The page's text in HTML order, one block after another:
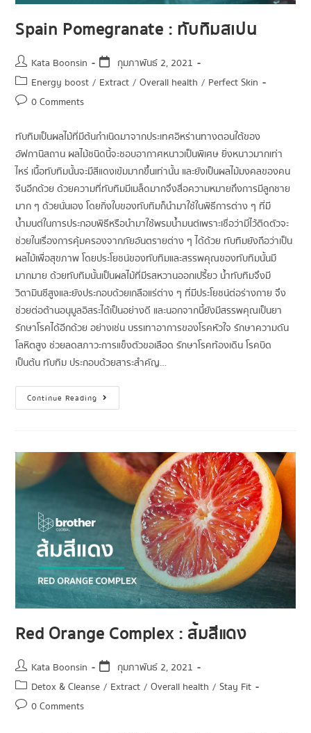
Spain Pomegranate : ทับทิมสเปน
Kata Boonsin
กุมภาพันธ์ 2, 2021
Energy boost / Extract / Overall health / Perfect Skin
0 Comments
ทับทิม เป็นผลไม้ที่มีต้นกำเนิดมาจากประเทศอิหร่านทางตอนใต้ของ
อัฟกานิสถาน ผลไม้ชนิดนี้จะชอบอากาศหนาวเป็นพิเศษ ยิ่งหนาวมากเท่า
ไหร่ เนื้อทับทิมนั้นจะมีสีแดงเข้มมากขึ้นเท่านั้น และยังเป็นผลไม้มงคลของคน
จีนอีกด้วย ด้วยความที่ทับทิมมีเมล็ดมากจึงสื่อความหมายถึงการมีลูกชาย
มาก ๆ ด้วยนั่นเอง โดยกิ่งใบของทับทิมก็นำมาใช้ในพิธีการต่าง ๆ ที่มี
น้ำมนต์ในการประกอบพิธีหรือนำมาใช้พรมน้ำมนต์เพราะเชื่อว่ามีไว้ติดตัวจะ
ช่วยในเรื่องการคุ้มครองจากภัยอันตรายต่าง ๆ ได้ด้วย ทับทิมยังถือว่าเป็น
ผลไม้เพื่อสุขภาพ โดยประโยชน์ของทับทิมและสรรพคุณของทับทิมนั้นมี
มากมาย ด้วยทับทิมนั้นเป็นผลไม้ที่มีรสหวานออกเปรี้ยว น้ำทับทิมจึงมี
วิตามินซีสูงและยังประกอบด้วยเกลือแร่ต่าง ๆ ที่มีประโยชน์ต่อร่างกาย จึง
ช่วยต่อต้านอนุมูลอิสระได้เป็นอย่างดี และนอกจากนี้ยังมีสรรพคุณเป็นยา
รักษาโรคได้อีกด้วย อย่างเช่น บรรเทาอาการของโรคหัวใจ รักษาความดัน
โลหิตสูง ช่วยลดสภาวะการแข็งตัวขอเลือด รักษาโรคท้องเดิน โรคบิด
เป็นต้น ทับทิม ประกอบด้วยสาระสำคัญ…
Continue Reading
Red Orange Complex : ส้มสีแดง
Kata Boonsin
กุมภาพันธ์ 2, 2021
Detox & Cleanse / Extract / Overall health / Stay Fit
0 Comments